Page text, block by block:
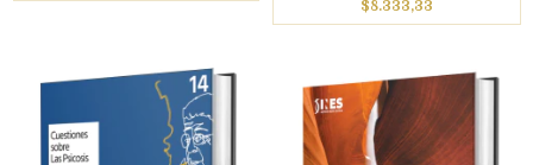
$8.333,33